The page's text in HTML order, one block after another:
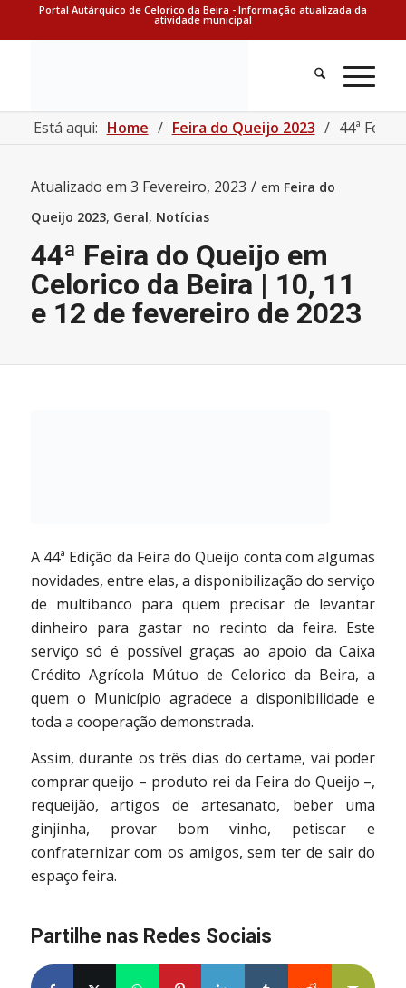
Portal Autárquico de Celorico da Beira - Informação atualizada da
atividade municipal
Está aqui: Home / Feira do Queijo 2023 / 44ª
Atualizado em 3 Fevereiro, 2023 / em Feira do
Queijo 2023, Geral, Notícias
44ª Feira do Queijo em
Celorico da Beira | 10, 11
e 12 de fevereiro de 2023
A 44ª Edição da Feira do Queijo conta com algumas
novidades, entre elas, a disponibilização do serviço
de multibanco para quem precisar de levantar
dinheiro para gastar no recinto da feira. Este
serviço só é possível graças ao apoio da Caixa
Crédito Agrícola Mútuo de Celorico da Beira, a
quem o Município agradece a disponibilidade e
toda a cooperação demonstrada.
Assim, durante os três dias do certame, vai poder
comprar queijo – produto rei da Feira do Queijo –,
requeijão, artigos de artesanato, beber uma
ginjinha, provar bom vinho, petiscar e
confraternizar com os amigos, sem ter de sair do
espaço feira.
Partilhe nas Redes Sociais